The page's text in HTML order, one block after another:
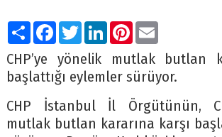
PaylaşFacebook
TwitterLinkedIn
Pinterest
Email
CHP’ye yönelik mutlak butlan
başlattığı eylemler sürüyor.
CHP İstanbul İl Örgütünün,
mutlak butlan kararına karşı